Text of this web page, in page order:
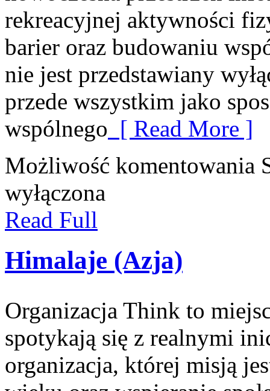
rekreacyjnej aktywności
barier oraz budowaniu
nie jest przedstawiany
przede wszystkim jako
wspólnego [ Read More ]
Możliwość komentowania
wyłączona
Read Full
Himalaje (Azja)
Organizacja Think to
spotykają się z realnymi
organizacja, której misją